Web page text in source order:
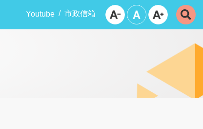
Youtube 市政信箱